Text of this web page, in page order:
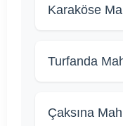
Karaköse
Turfanda
Çaksına